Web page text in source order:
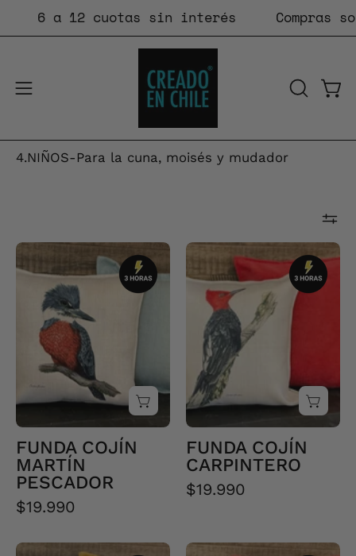
6 a 12 cuotas sin interés Compras
Abrir
de
navegación
ABRIR
DE
4.NIÑOS-Para la cuna, moisés y mudador
FUNDA
COJÍN
MARTÍN
PESCADOR
FUNDA COJÍN
MARTÍN
PESCADOR
$19.990
FUNDA
COJÍN
CARPINTERO
FUNDA COJÍN
CARPINTERO
$19.990
FUNDA
FUNDA